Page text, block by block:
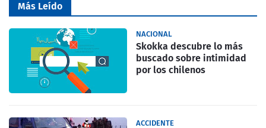
Más Leído
NACIONAL
Skokka descubre lo más
buscado sobre intimidad
por los chilenos
ACCIDENTE